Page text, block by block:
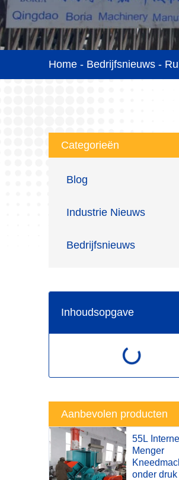
Home - Bedrijfsnieuws -
Categorieën
Blog
Industrie Nieuws
Bedrijfsnieuws
Inhoudsopgave
Aanbevolen producten
55L Interne
Menger
onder druk